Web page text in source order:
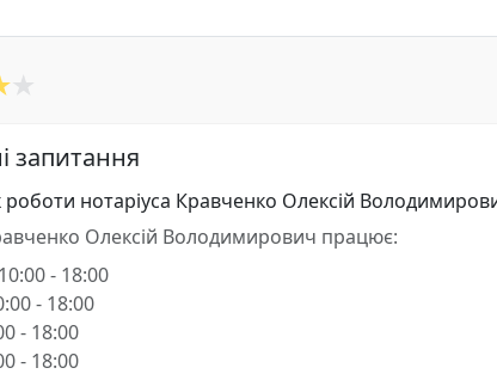
запитання
роботи нотаріуса Кравченко Олексій
Олексій Володимирович працює:
- 18:00
- 18:00
- 18:00
- 18:00